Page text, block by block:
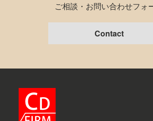
ご相談・お問い合わせフォ
Contact